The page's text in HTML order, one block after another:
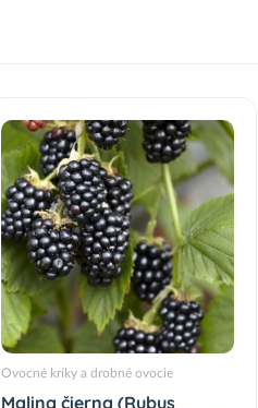
Ovocné kríky a drobné ovocie
Malina čierna (Rubus